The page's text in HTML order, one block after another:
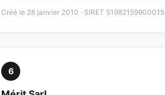
Créé le 28 janvier 2010 · SIRET 51982159900015
6